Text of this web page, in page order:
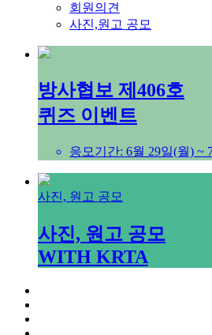
회원의견
사진,원고 공모
방사협보 제406호
퀴즈 이벤트
응모기간: 6월 29일(월) ~
사진, 원고 공모
사진, 원고 공모
WITH KRTA